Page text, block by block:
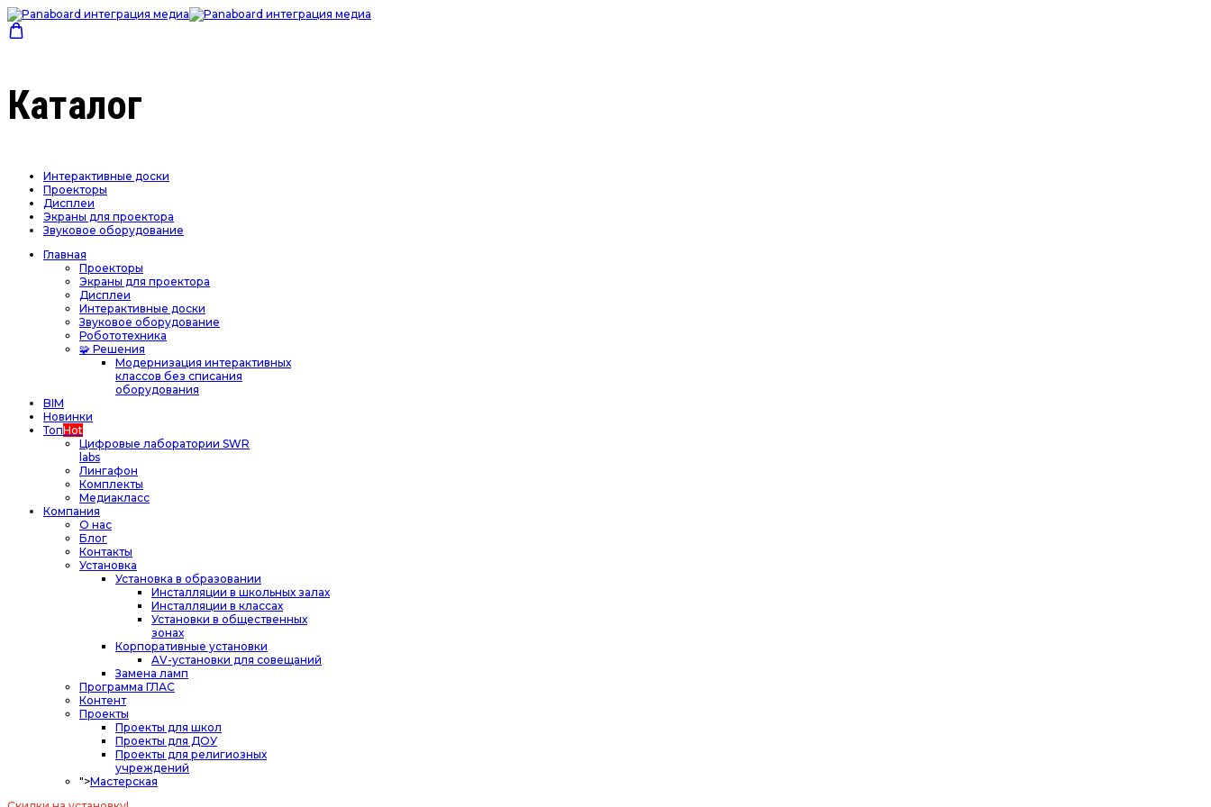
Каталог
Интерактивные доски
Проекторы
Дисплеи
Экраны для проектора
Звуковое оборудование
Главная
Проекторы
Экраны для проектора
Дисплеи
Интерактивные доски
Звуковое оборудование
Робототехника
🧩 Решения
Модернизация интерактивных
классов без списания
оборудования
BIM
Новинки
ТопHot
Цифровые лаборатории SWR
labs
Лингафон
Комплекты
Медиакласс
Компания
О нас
Блог
Контакты
Установка
Установка в образовании
Инсталляции в школьных залах
Инсталляции в классах
Установки в общественных
зонах
Корпоративные установки
AV-установки для совещаний
Замена ламп
Программа ГЛАС
Контент
Проекты
Проекты для школ
Проекты для ДОУ
Проекты для религиозных
учреждений
">Мастерская